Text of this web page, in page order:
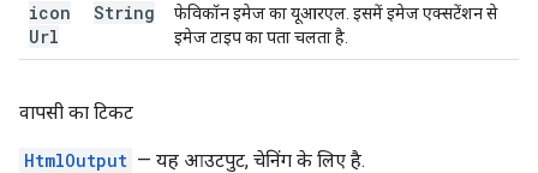
icon
Url
String
फेविकॉन इमेज का यूआरएल. इसमें इमेज एक्सटेंशन से
इमेज टाइप का पता चलता है.
वापसी का टिकट
HtmlOutput — यह आउटपुट, चेनिंग के लिए है.